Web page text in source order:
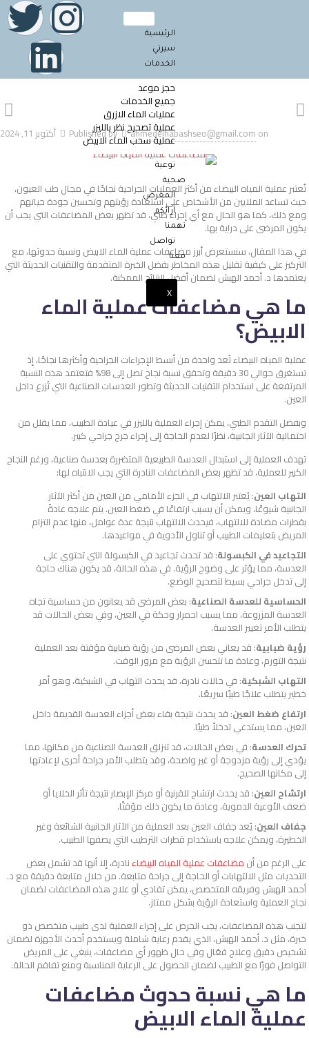
الرئيسية
سيرتي
الخدمات
حجز موعد
جميع الخدمات
عمليات الماء الازرق
عملية تصحيح نظر بالليزر
عملية سحب الماء الابيض
توعية
صحية
المعرض
آرائكم
تهمنا
تواصل
معنا
X
Published by ahmedelhabashseo@gmail.com on أكتوبر 11, 2024
تُعتبر عملية المياه البيضاء من أكثر العمليات الجراحية نجاحًا في مجال طب العيون،
حيث تساعد الملايين من الأشخاص على استعادة رؤيتهم وتحسين جودة حياتهم
ومع ذلك، كما هو الحال مع أي إجراء طبي، قد تظهر بعض المضاعفات التي يجب أن
يكون المرضى على دراية بها.
في هذا المقال، سنستعرض أبرز مضاعفات عملية الماء الابيض​ ونسبة حدوثها، مع
التركيز على كيفية تقليل هذه المخاطر بفضل الخبرة المتقدمة والتقنيات الحديثة التي
يعتمدها د. أحمد الهبش لضمان أفضل النتائج الممكنة.
ما هي مضاعفات عملية الماء
الابيض​؟
عملية المياه البيضاء تُعد واحدة من أبسط الإجراءات الجراحية وأكثرها نجاحًا، إذ
تستغرق حوالي 30 دقيقة وتحقق نسبة نجاح تصل إلى 98% فتعتمد هذه النسبة
المرتفعة على استخدام التقنيات الحديثة وتطور العدسات الصناعية التي تُزرع داخل
العين.
وبفضل التقدم الطبي، يمكن إجراء العملية بالليزر في عيادة الطبيب، مما يقلل من
احتمالية الآثار الجانبية، نظرًا لعدم الحاجة إلى إجراء جرح جراحي كبير.
تهدف العملية إلى استبدال العدسة الطبيعية المتضررة بعدسة صناعية، ورغم النجاح
الكبير للعملية، قد تظهر بعض المضاعفات النادرة التي يجب الانتباه لها:
التهاب العين: يُعتبر الالتهاب في الجزء الأمامي من العين من أكثر الآثار
الجانبية شيوعًا، ويمكن أن يسبب ارتفاعًا في ضغط العين. يتم علاجه عادةً
بقطرات مضادة للالتهاب، فيحدث الالتهاب نتيجة عدة عوامل، منها عدم التزام
المريض بتعليمات الطبيب أو تناول الأدوية في مواعيدها.
التجاعيد في الكبسولة: قد تحدث تجاعيد في الكبسولة التي تحتوي على
العدسة، مما يؤثر على وضوح الرؤية. في هذه الحالة، قد يكون هناك حاجة
إلى تدخل جراحي بسيط لتصحيح الوضع.
الحساسية للعدسة الصناعية: بعض المرضى قد يعانون من حساسية تجاه
العدسة المزروعة، مما يسبب احمرار وحكة في العين، وفي بعض الحالات قد
يتطلب الأمر تغيير العدسة.
رؤية ضبابية: قد يعاني بعض المرضى من رؤية ضبابية مؤقتة بعد العملية
نتيجة التورم، وعادة ما تتحسن الرؤية مع مرور الوقت.
التهاب الشبكية: في حالات نادرة، قد يحدث التهاب في الشبكية، وهو أمر
خطير يتطلب علاجًا طبيًا سريعًا.
ارتفاع ضغط العين: قد يحدث نتيجة بقاء بعض أجزاء العدسة القديمة داخل
العين، مما يستدعي تدخلاً طبيًا.
تحرك العدسة: في بعض الحالات، قد تنزلق العدسة الصناعية من مكانها، مما
يؤدي إلى رؤية مزدوجة أو غير واضحة، وقد يتطلب الأمر جراحة أخرى لإعادتها
إلى مكانها الصحيح.
ارتشاح العين: قد يحدث ارتشاح للقرنية أو مركز الإبصار نتيجة تأثر الخلايا أو
ضعف الأوعية الدموية، وعادة ما يكون ذلك مؤقتًا.
جفاف العين: يُعد جفاف العين بعد العملية من الآثار الجانبية الشائعة وغير
الخطيرة، ويمكن علاجه باستخدام قطرات الترطيب التي يصفها الطبيب.
على الرغم من أن مضاعفات عملية المياه البيضاءنادرة، إلا أنها قد تشمل بعض
التحديات مثل الالتهابات أو الحاجة إلى جراحة متابعة. من خلال متابعة دقيقة مع د.
أحمد الهبش وفريقه المتخصص، يمكن تفادي أو علاج هذه المضاعفات لضمان
نجاح العملية واستعادة الرؤية بشكل ممتاز.
لتجنب هذه المضاعفات، يجب الحرص على إجراء العملية لدى طبيب متخصص ذو
خبرة، مثل د. أحمد الهبش، الذي يقدم رعاية شاملة ويستخدم أحدث الأجهزة لضمان
تشخيص دقيق وعلاج فعّال وفي حال ظهور أي مضاعفات، ينبغي على المريض
التواصل فورًا مع الطبيب لضمان الحصول على الرعاية المناسبة ومنع تفاقم الحالة.
ما هي نسبة حدوث مضاعفات
عملية الماء الابيض​